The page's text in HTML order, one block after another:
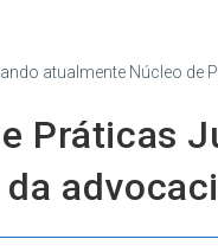
Práticas